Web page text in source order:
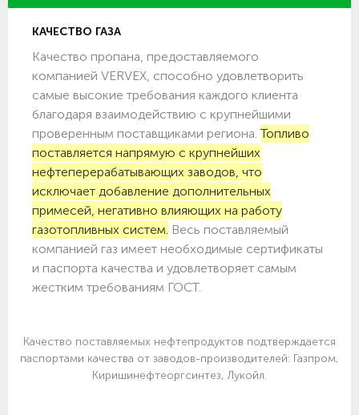
КАЧЕСТВО ГАЗА
Качество пропана, предоставляемого
компанией VERVEX, способно удовлетворить
самые высокие требования каждого клиента
благодаря взаимодействию с крупнейшими
проверенным поставщиками региона.Топливо
поставляется напрямую с крупнейших
нефтеперерабатывающих заводов, что
исключает добавление дополнительных
примесей, негативно влияющих на работу
газотопливных систем. Весь поставляемый
компанией газ имеет необходимые сертификаты
и паспорта качества и удовлетворяет самым
жестким требованиям ГОСТ.
Качество поставляемых нефтепродуктов подтверждается
паспортами качества от заводов-производителей: Газпром,
Киришинефтеоргсинтез, Лукойл.